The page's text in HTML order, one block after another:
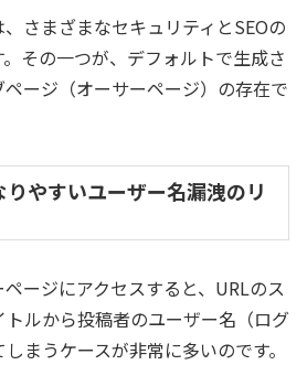
さまざまなセキュリティとSEOの
その一つが、デフォルトで生成さ
ージ（オーサーページ）の存在で
やすいユーザー名漏洩のリ
ージにアクセスすると、URLのス
ルから投稿者のユーザー名（ログ
まうケースが非常に多いのです。